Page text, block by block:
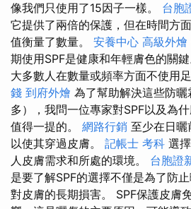
像我們只使用了15因子一樣。 台胞
它提供了兩倍的保護，但在時間方
值衡量了數量。 安養中心 高級外燴
期使用SPF是健康和年輕膚色的關
大多數人在數量或頻率方面不使用
錢 到府外燴 為了幫助解決這些防
多），我問一位專家對SPF以及為
值得一提的。 網路行銷 至少在日曬
以使其穿過皮膚。 記帳士 考科 選
人皮膚需求和所處的環境。 台胞證
是要了解SPF的選擇不僅是為了防
對皮膚的長期損害。 SPF保護皮膚